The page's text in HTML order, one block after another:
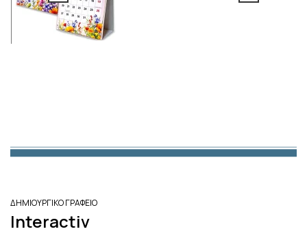
ΔΗΜΙΟΥΡΓΙΚΟ ΓΡΑΦΕΙΟ
Interactiv